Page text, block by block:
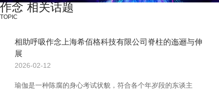
作念 相关话题
TOPIC
相助呼吸作念上海希佰格科技有限公司脊柱的迤逦与伸
展
2026-02-12
瑜伽是一种陈腐的身心考试状貌，符合各个年岁段的东谈主